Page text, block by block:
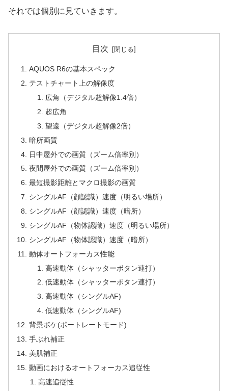
それでは個別に見ていきます。
目次
AQUOS R6の基本スペック
テストチャート上の解像度
広角（デジタル超解像1.4倍）
超広角
望遠（デジタル超解像2倍）
暗所画質
日中屋外での画質（ズーム倍率別）
夜間屋外での画質（ズーム倍率別）
最短撮影距離とマクロ撮影の画質
シングルAF（顔認識）速度（明るい場所）
シングルAF（顔認識）速度（暗所）
シングルAF（物体認識）速度（明るい場所）
シングルAF（物体認識）速度（暗所）
動体オートフォーカス性能
高速動体（シャッターボタン連打）
低速動体（シャッターボタン連打）
高速動体（シングルAF)
低速動体（シングルAF)
背景ボケ(ポートレートモード)
手ぶれ補正
美肌補正
動画におけるオートフォーカス追従性
高速追従性